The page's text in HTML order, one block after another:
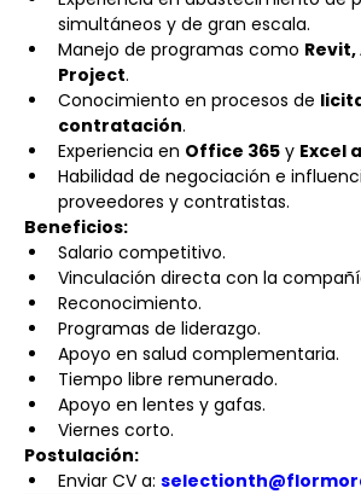
simultáneos y de gran escala.
Manejo de programas como Revit,
Project.
Conocimiento en procesos de
contratación.
Experiencia en Office 365 y Excel
Habilidad de negociación e
proveedores y contratistas.
Beneficios:
Salario competitivo.
Vinculación directa con la
Reconocimiento.
Programas de liderazgo.
Apoyo en salud complementaria.
Tiempo libre remunerado.
Apoyo en lentes y gafas.
Viernes corto.
Postulación:
Enviar CV a: